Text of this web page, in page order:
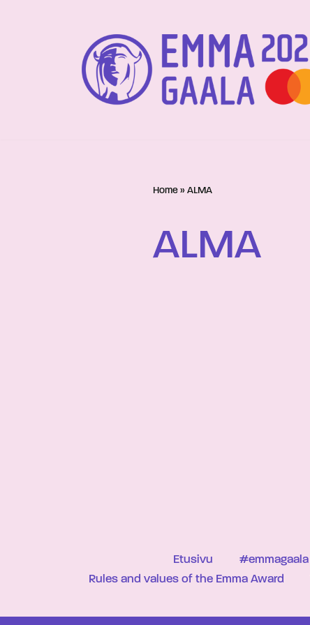
Home » ALMA
ALMA
Etusivu #emmagaala
Rules and values of the Emma Award